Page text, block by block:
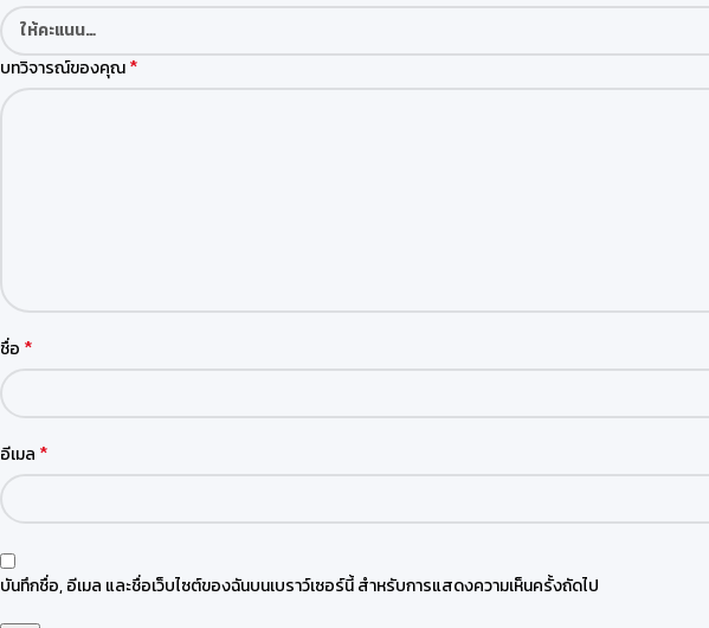
บทวิจารณ์ของคุณ*
ชื่อ *
อีเมล *
บันทึกชื่อ, อีเมล และชื่อเว็บไซต์ของฉันบนเบราว์เซอร์นี้ สำหรับการแสดงความเห็นครั้งถัดไป